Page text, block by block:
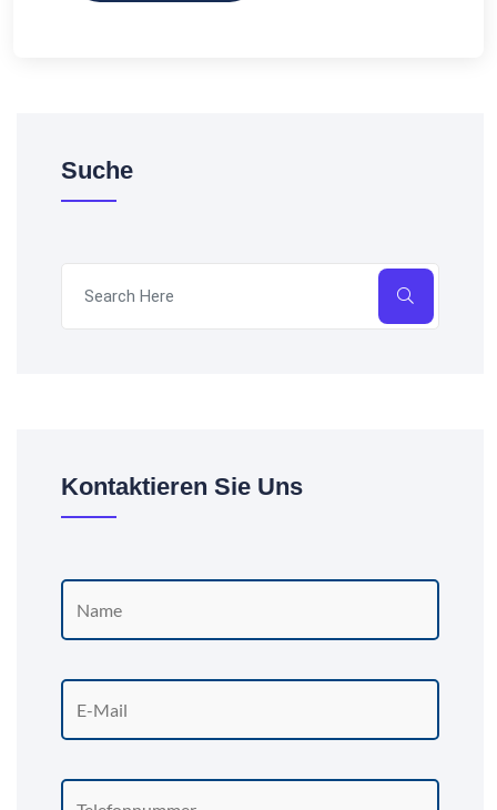
Suche
Kontaktieren Sie Uns